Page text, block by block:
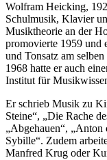
Wolfram Heicking,
Schulmusik, Klavier
Musiktheorie an der
promovierte 1959 und
und Tonsatz am
1968 hatte er auch
Institut für
Er schrieb Musik zu
Steine“, „Die Rache
„Abgehauen“,
Sybille“. Zudem
Manfred Krug oder